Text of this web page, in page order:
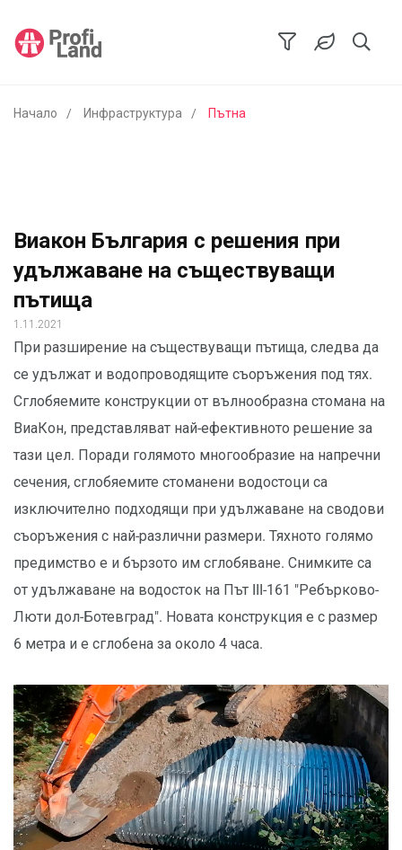
Начало Инфраструктура Пътна
Виакон България с решения при
удължаване на съществуващи
пътища
1.11.2021
При разширение на съществуващи пътища, следва да
се удължат и водопроводящите съоръжения под тях.
Сглобяемите конструкции от вълнообразна стомана на
ВиаКон, представляват най-ефективното решение за
тази цел. Поради голямото многообразие на напречни
сечения, сглобяемите стоманени водостоци са
изключително подходящи при удължаване на сводови
съоръжения с най-различни размери. Тяхното голямо
предимство е и бързото им сглобяване. Снимките са
от удължаване на водосток на Път III-161 "Ребърково-
Люти дол-Ботевград". Новата конструкция е с размер
6 метра и е сглобена за около 4 часа.